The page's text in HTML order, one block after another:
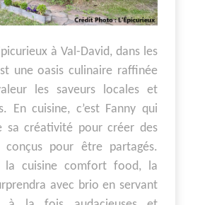
à Val-David, dans les
une oasis culinaire raffinée
les saveurs locales et
En cuisine, c’est Fanny qui
créativité pour créer des
pour être partagés.
la cuisine comfort food, la
avec brio en servant